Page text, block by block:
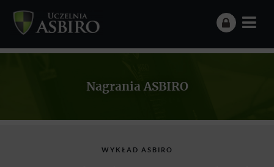
Nagrania ASBIRO
WYKŁAD ASBIRO